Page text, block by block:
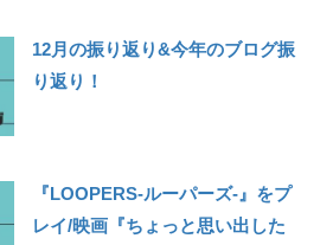
12月の振り返り&今年のブログ振
り返り！
『LOOPERS-ルーパーズ-』をプ
レイ/映画『ちょっと思い出した